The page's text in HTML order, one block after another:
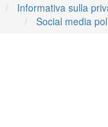
Informativa sulla
Social media